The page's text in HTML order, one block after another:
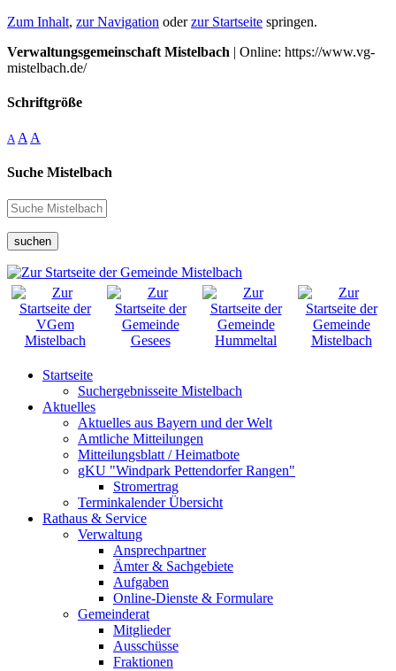
Zum Inhalt, zur Navigation oderzur Startseite springen.
Verwaltungsgemeinschaft Mistelbach | Online: https://www.vg-
mistelbach.de/
Schriftgröße
A A A
Suche Mistelbach
suchen
Startseite
Suchergebnisseite Mistelbach
Aktuelles
Aktuelles aus Bayern und der Welt
Amtliche Mitteilungen
Mitteilungsblatt / Heimatbote
gKU "Windpark Pettendorfer Rangen"
Stromertrag
Terminkalender Übersicht
Rathaus & Service
Verwaltung
Ansprechpartner
Ämter & Sachgebiete
Aufgaben
Online-Dienste & Formulare
Gemeinderat
Mitglieder
Ausschüsse
Fraktionen